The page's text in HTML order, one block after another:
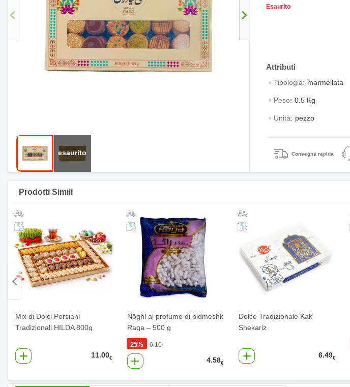
Esaurito
Tipologia: marmellata
Peso: 0.5 Kg
Unità: pezzo
Consegna rapida
Prodotti Simili
Mix di Dolci Persiani
Tradizionali HILDA 800g
11.00€
Nōghl al profumo di bidmeshk
Raga – 500 g
25% 6.10
4.58€
Dolce Tradizionale Kak
Shekariz
6.49€